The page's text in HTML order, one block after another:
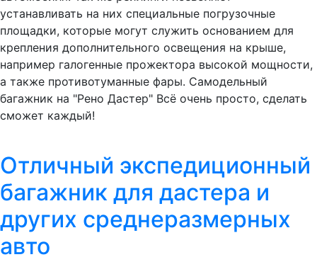
устанавливать на них специальные погрузочные
площадки, которые могут служить основанием для
крепления дополнительного освещения на крыше,
например галогенные прожектора высокой мощности,
а также противотуманные фары. Самодельный
багажник на "Рено Дастер" Всё очень просто, сделать
сможет каждый!
Отличный экспедиционный
багажник для дастера и
других среднеразмерных
авто